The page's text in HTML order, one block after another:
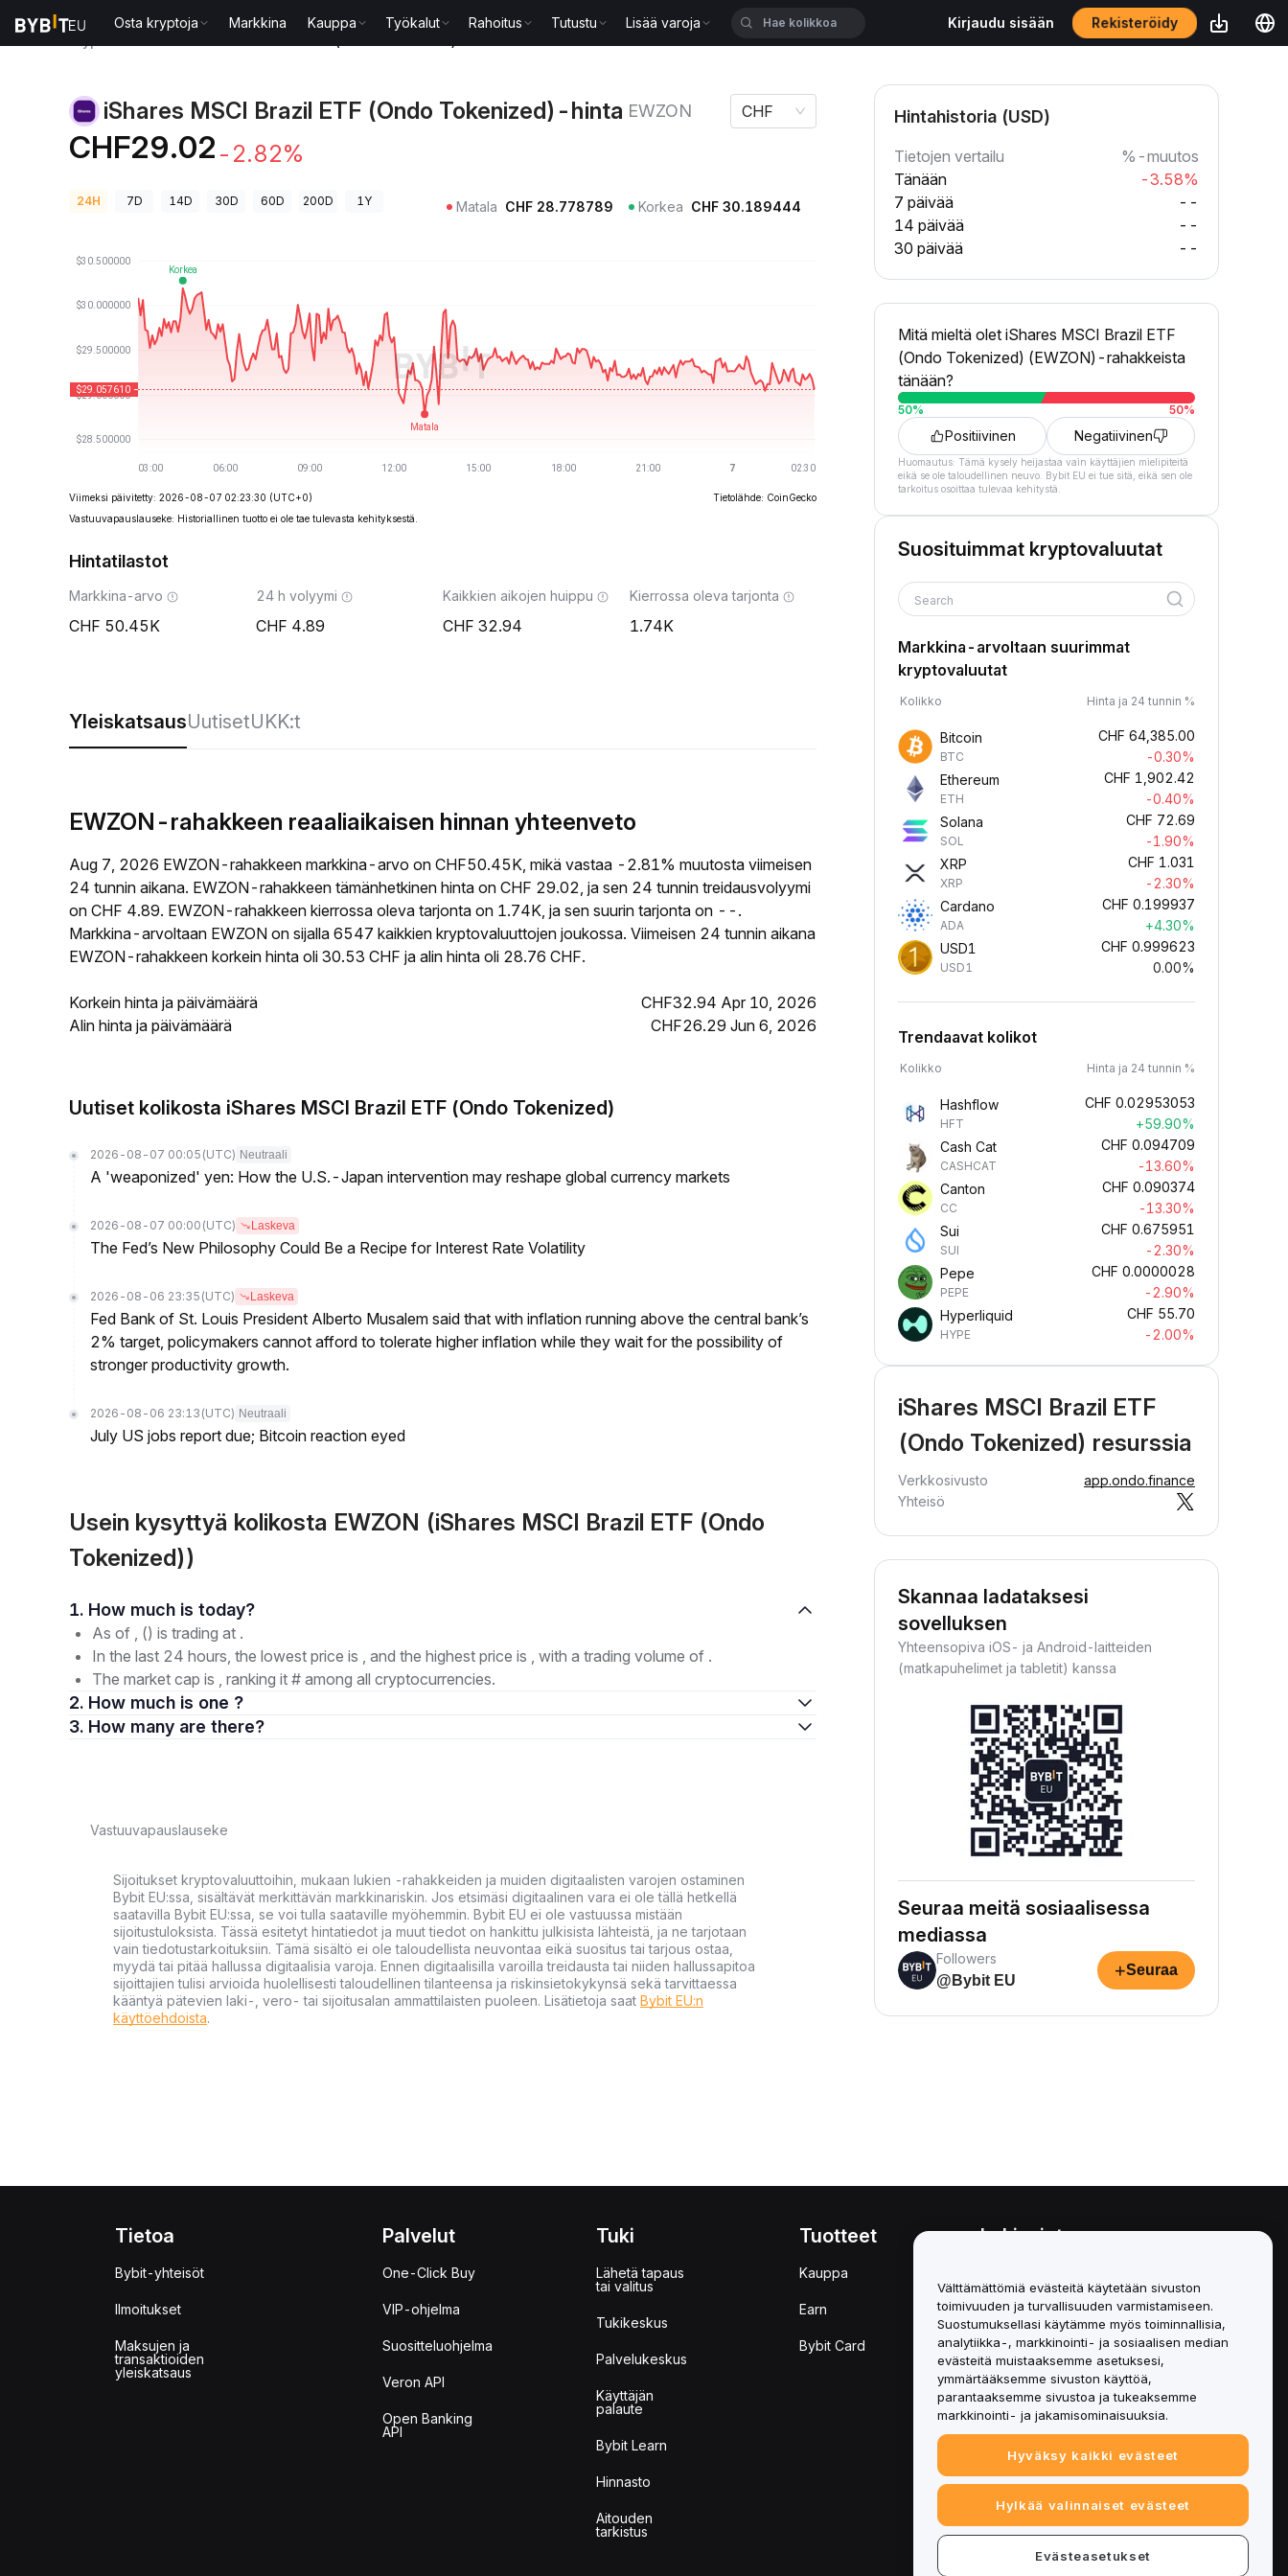
Osta kryptoja Markkina Kauppa Työkalut Rahoitus Tutustu Lisää varoja Kirjaudu sisään Rekisteröidy
iShares MSCI Brazil ETF (Ondo Tokenized)-hinta EWZON
CHF29.02 -2.82%
CHF
24H 7D 14D 30D 60D 200D 1Y Matala CHF 28.778789 Korkea CHF 30.189444
Viimeksi päivitetty: 2026-08-07 02:23:30 (UTC+0)
Tietolähde: CoinGecko
Vastuuvapauslauseke: Historiallinen tuotto ei ole tae tulevasta kehityksestä.
Hintatilastot
Markkina-arvo
50.45K
24 h volyymi
4.89
Kaikkien aikojen huippu
32.94
Kierrossa oleva tarjonta
1.74K
YleiskatsausUutisetUKK:t
EWZON-rahakkeen reaaliaikaisen hinnan yhteenveto
Aug 7, 2026 EWZON-rahakkeen markkina-arvo on CHF50.45K, mikä vastaa -2.81% muutosta viimeisen
24 tunnin aikana. EWZON-rahakkeen tämänhetkinen hinta on CHF 29.02, ja sen 24 tunnin treidausvolyymi
on CHF 4.89. EWZON-rahakkeen kierrossa oleva tarjonta on 1.74K, ja sen suurin tarjonta on --.
Markkina-arvoltaan EWZON on sijalla 6547 kaikkien kryptovaluuttojen joukossa. Viimeisen 24 tunnin aikana
EWZON-rahakkeen korkein hinta oli 30.53 CHF ja alin hinta oli 28.76 CHF.
Korkein hinta ja päivämäärä
CHF32.94 Apr 10, 2026
Alin hinta ja päivämäärä
CHF26.29 Jun 6, 2026
Uutiset kolikosta iShares MSCI Brazil ETF (Ondo Tokenized)
2026-08-07 00:05 (UTC) Neutraali
A 'weaponized' yen: How the U.S.-Japan intervention may reshape global currency markets
2026-08-07 00:00 (UTC) Laskeva
The Fed’s New Philosophy Could Be a Recipe for Interest Rate Volatility
2026-08-06 23:35 (UTC) Laskeva
Fed Bank of St. Louis President Alberto Musalem said that with inflation running above the central bank’s
2% target, policymakers cannot afford to tolerate higher inflation while they wait for the possibility of
stronger productivity growth.
2026-08-06 23:13 (UTC) Neutraali
July US jobs report due; Bitcoin reaction eyed
Usein kysyttyä kolikosta EWZON (iShares MSCI Brazil ETF (Ondo
Tokenized))
1. How much is today?
As of , () is trading at .
In the last 24 hours, the lowest price is , and the highest price is , with a trading volume of .
The market cap is , ranking it # among all cryptocurrencies.
2. How much is one ?
3. How many are there?
Vastuuvapauslauseke
Sijoitukset kryptovaluuttoihin, mukaan lukien -rahakkeiden ja muiden digitaalisten varojen ostaminen
Bybit EU:ssa, sisältävät merkittävän markkinariskin. Jos etsimäsi digitaalinen vara ei ole tällä hetkellä
saatavilla Bybit EU:ssa, se voi tulla saataville myöhemmin. Bybit EU ei ole vastuussa mistään
sijoitustuloksista. Tässä esitetyt hintatiedot ja muut tiedot on hankittu julkisista lähteistä, ja ne tarjotaan
vain tiedotustarkoituksiin. Tämä sisältö ei ole taloudellista neuvontaa eikä suositus tai tarjous ostaa,
myydä tai pitää hallussa digitaalisia varoja. Ennen digitaalisilla varoilla treidausta tai niiden hallussapitoa
sijoittajien tulisi arvioida huolellisesti taloudellinen tilanteensa ja riskinsietokykynsä sekä tarvittaessa
kääntyä pätevien laki-, vero- tai sijoitusalan ammattilaisten puoleen. Lisätietoja saat Bybit EU:n
käyttöehdoista.
Hintahistoria (USD)
Tietojen vertailu
%-muutos
Tänään
-3.58%
7 päivää
--
14 päivää
--
30 päivää
--
Mitä mieltä olet iShares MSCI Brazil ETF
(Ondo Tokenized) (EWZON)-rahakkeista
tänään?
50% 50%
Positiivinen Negatiivinen
Huomautus: Tämä kysely heijastaa vain käyttäjien mielipiteitä
eikä se ole taloudellinen neuvo. Bybit EU ei tue sitä, eikä sen ole
tarkoitus osoittaa tulevaa kehitystä.
Suosituimmat kryptovaluutat
Search
Markkina-arvoltaan suurimmat
kryptovaluutat
Kolikko Hinta ja 24 tunnin %
Bitcoin
BTC
CHF 64,385.00
-0.30%
Ethereum
ETH
CHF 1,902.42
-0.40%
Solana
SOL
CHF 72.69
-1.90%
XRP
XRP
CHF 1.031
-2.30%
Cardano
ADA
CHF 0.199937
+4.30%
USD1
USD1
CHF 0.999623
0.00%
Trendaavat kolikot
Kolikko Hinta ja 24 tunnin %
Hashflow
HFT
CHF 0.02953053
+59.90%
Cash Cat
CASHCAT
CHF 0.094709
-13.60%
Canton
CC
CHF 0.090374
-13.30%
Sui
SUI
CHF 0.675951
-2.30%
Pepe
PEPE
CHF 0.0000028
-2.90%
Hyperliquid
HYPE
CHF 55.70
-2.00%
iShares MSCI Brazil ETF
(Ondo Tokenized) resurssia
Verkkosivusto
app.ondo.finance
Yhteisö
Skannaa ladataksesi
sovelluksen
Yhteensopiva iOS- ja Android-laitteiden
(matkapuhelimet ja tabletit) kanssa
Seuraa meitä sosiaalisessa
mediassa
Followers
@Bybit EU
+Seuraa
Tietoa
Bybit-yhteisöt
Ilmoitukset
Maksujen ja
transaktioiden
yleiskatsaus
Palvelut
One-Click Buy
VIP-ohjelma
Suositteluohjelma
Veron API
Open Banking
API
Tuki
Lähetä tapaus
tai valitus
Tukikeskus
Palvelukeskus
Käyttäjän
palaute
Bybit Learn
Hinnasto
Aitouden
tarkistus
Tuotteet
Kauppa
Earn
Bybit Card
Lakiasiat
Yhteenveto säilytys- ja
hallinnointikäytännöstä
ESG-tiedot
Crypto-Asset White Papers
Välttämättömiä evästeitä käytetään sivuston
toimivuuden ja turvallisuuden varmistamiseen.
Suostumuksellasi käytämme myös toiminnallisia,
analytiikka-, markkinointi- ja sosiaalisen median
evästeitä muistaaksemme asetuksesi,
ymmärtääksemme sivuston käyttöä,
parantaaksemme sivustoa ja tukeaksemme
markkinointi- ja jakamisominaisuuksia.
Hyväksy kaikki evästeet
Hylkää valinnaiset evästeet
Evästeasetukset